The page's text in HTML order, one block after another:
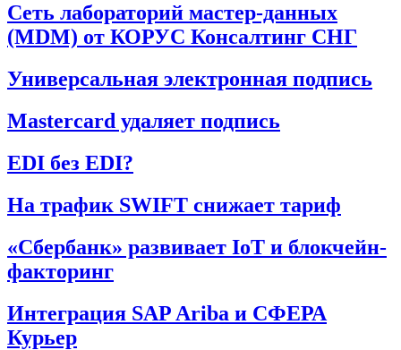
Сеть лабораторий мастер-данных
(MDM) от КОРУС Консалтинг СНГ
Универсальная электронная подпись
Mastercard удаляет подпись
EDI без EDI?
На трафик SWIFT снижает тариф
«Сбербанк» развивает IoT и блокчейн-
факторинг
Интеграция SAP Ariba и СФЕРА
Курьер